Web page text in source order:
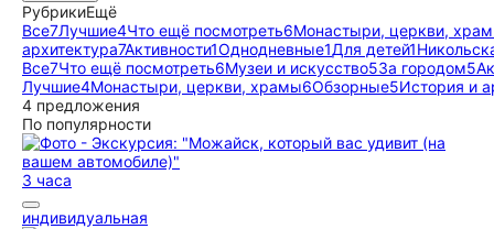
РубрикиЕщё
Все7Лучшие4Что ещё посмотреть6Монастыри, церкви,
архитектура7Активности1Однодневные1Для детей1
Все7Что ещё посмотреть6Музеи и искусство5За городом5
Лучшие4Монастыри, церкви, храмы6Обзорные5История и
4 предложения
По популярности
3 часа
индивидуальная